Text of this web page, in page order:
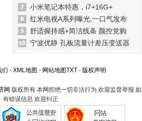
小米笔记本特惠，i7+16G+
红米电视A系列曝光,一口气发布
舒适握持感+简洁线条 颜控党购
宁波优静 孔板流量计差压变送器
们 - XML地图 - 网站地图TXT- 版权声明
网 版权所有 本网拒绝一切非法行为 欢迎监督举报 如
有错误信息 欢迎纠正